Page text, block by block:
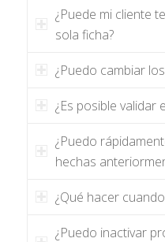
¿Puede mi cliente
sola ficha?
¿Puedo cambiar
¿Es posible validar
¿Puedo
hechas
¿Qué hacer
¿Puedo inactivar